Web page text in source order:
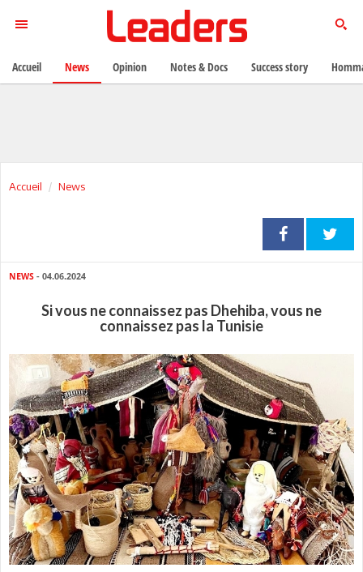
Accueil News
NEWS - 04.06.2024
Si vous ne connaissez pas Dhehiba, vous ne
connaissez pas la Tunisie
Accueil News Opinion Notes & Docs Success story